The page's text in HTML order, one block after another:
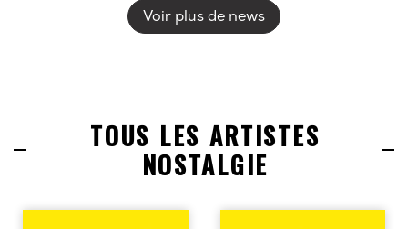
Voir plus de news
TOUS LES ARTISTES
NOSTALGIE